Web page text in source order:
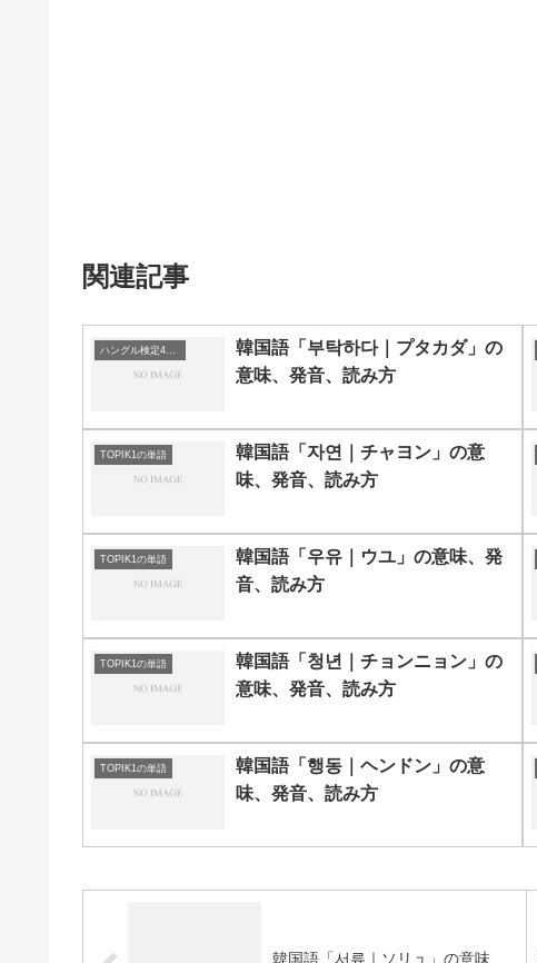
関連記事
韓国語「부탁하다｜プタカダ」の
意味、発音、読み方
TOPIK1の単語
韓国語「자연｜チャヨン」の意
味、発音、読み方
TOPIK1の単語
韓国語「우유｜ウユ」の意味、発
音、読み方
TOPIK1の単語
韓国語「청년｜チョンニョン」の
意味、発音、読み方
TOPIK1の単語
韓国語「행동｜ヘンドン」の意
味、発音、読み方
韓国語「서류｜ソリュ」の意味、